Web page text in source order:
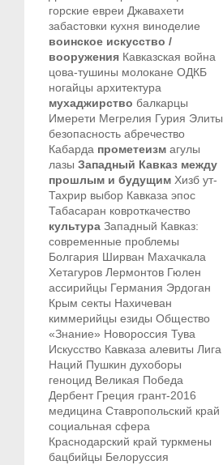
горские евреи Джавахети
забастовки кухня виноделие
воинское искусство /
вооружения Кавказская война
цова-тушины молокане ОДКБ
ногайцы архитектура
мухаджирство балкарцы
Имерети Мегрелия Гурия Элиты
безопасность абречество
Кабарда прометеизм агулы
лазы Западный Кавказ между
прошлым и будущим Хизб ут-
Тахрир выбор Кавказа эпос
Табасаран ковроткачество
культура Западный Кавказ:
современные проблемы
Болгария Ширван Махачкала
Хетагуров Лермонтов Гюлен
ассирийцы Германия Эрдоган
Крым секты Нахичеван
киммерийцы езиды Общество
«Знание» Новороссия Тува
Искусство Кавказа алевиты Лига
Наций Пушкин духоборы
геноцид Великая Победа
Дербент Греция грант-2016
медицина Ставропольский край
социальная сфера
Краснодарский край туркмены
бацбийцы Белоруссия